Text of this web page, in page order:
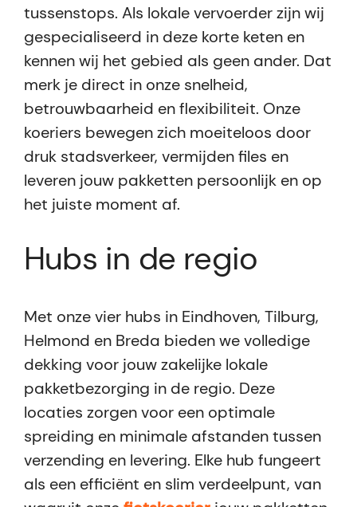
tussenstops. Als lokale vervoerder zijn wij
gespecialiseerd in deze korte keten en
kennen wij het gebied als geen ander. Dat
merk je direct in onze snelheid,
betrouwbaarheid en flexibiliteit. Onze
koeriers bewegen zich moeiteloos door
druk stadsverkeer, vermijden files en
leveren jouw pakketten persoonlijk en op
het juiste moment af.
Hubs in de regio
Met onze vier hubs in Eindhoven, Tilburg,
Helmond en Breda bieden we volledige
dekking voor jouw zakelijke lokale
pakketbezorging in de regio. Deze
locaties zorgen voor een optimale
spreiding en minimale afstanden tussen
verzending en levering. Elke hub fungeert
als een efficiënt en slim verdeelpunt, van